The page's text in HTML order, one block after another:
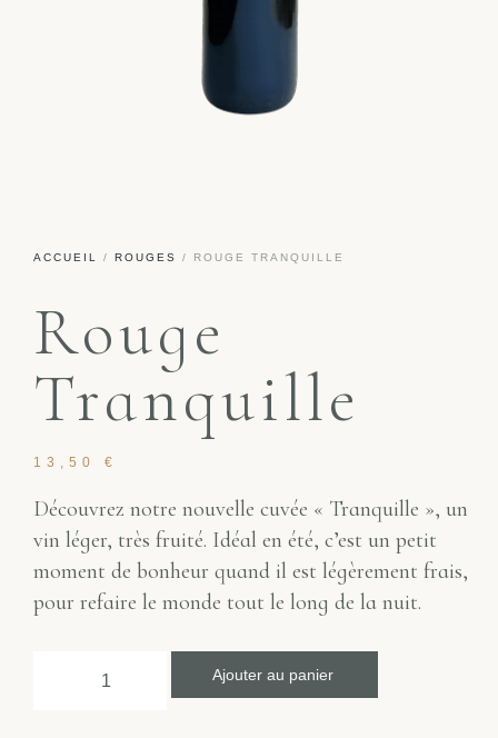
ACCUEIL / ROUGES / ROUGE TRANQUILLE
Rouge
Tranquille
13,50 €
Découvrez notre nouvelle cuvée « Tranquille », un
vin léger, très fruité. Idéal en été, c’est un petit
moment de bonheur quand il est légèrement frais,
pour refaire le monde tout le long de la nuit.
Ajouter au panier